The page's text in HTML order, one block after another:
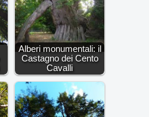
Alberi monumentali: il
Castagno dei Cento
Cavalli